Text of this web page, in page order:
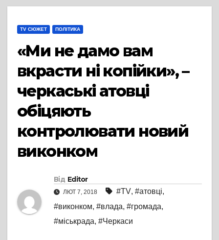
TV СЮЖЕТ ПОЛІТИКА
«Ми не дамо вам
вкрасти ні копійки», –
черкаські атовці
обіцяють
контролювати новий
виконком
Від Editor
ЛЮТ 7, 2018 #TV, #атовці,
#виконком, #влада, #громада,
#міськрада, #Черкаси